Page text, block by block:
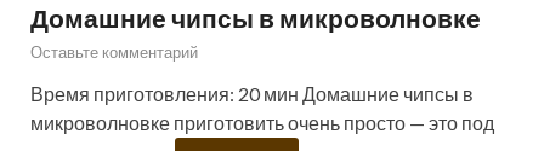
Домашние чипсы в микроволновке
Оставьте комментарий
Время приготовления: 20 мин Домашние чипсы в
микроволновке приготовить очень просто — это под